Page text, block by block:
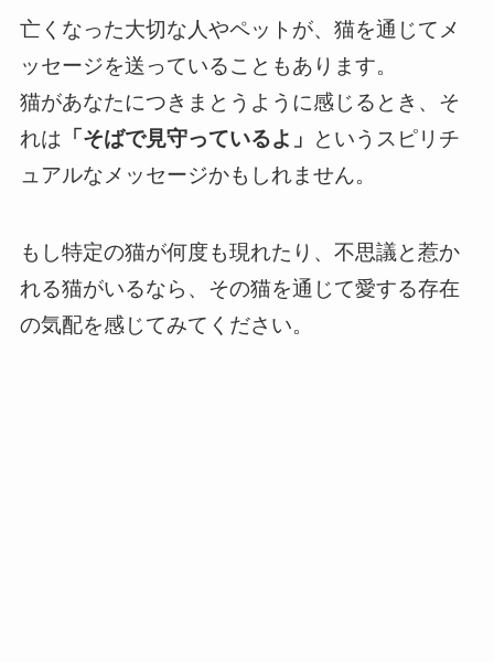
亡くなった大切な人やペットが、猫を通じてメ
ッセージを送っていることもあります。
猫があなたにつきまとうように感じるとき、そ
れは 「そばで見守っているよ」
というスピリチ
ュアルなメッセージかもしれません。
もし特定の猫が何度も現れたり、不思議と惹か
れる猫がいるなら、その猫を通じて愛する存在
の気配を感じてみてください。